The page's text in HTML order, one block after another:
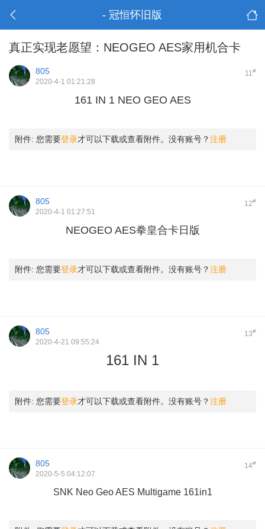
- 冠恒怀旧版
真正实现老愿望：NEOGEO AES家用机合卡
11#
805
2020-4-1 01:21:28
161 IN 1 NEO GEO AES
附件: 您需要登录才可以下载或查看附件。没有账号？注册
12#
805
2020-4-1 01:27:51
NEOGEO AES拳皇合卡日版
附件: 您需要登录才可以下载或查看附件。没有账号？注册
13#
805
2020-4-21 09:55:24
161 IN 1
附件: 您需要登录才可以下载或查看附件。没有账号？注册
14#
805
2020-5-5 04:12:07
SNK Neo Geo AES Multigame 161in1